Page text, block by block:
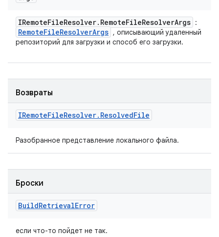
IRemoteFileResolver. RemoteFileResolverArgs :
RemoteFileResolverArgs , описывающий удаленный
репозиторий для загрузки и способ его загрузки.
Возвраты
IRemoteFileResolver. ResolvedFile
Разобранное представление локального файла.
Броски
BuildRetrievalError
если что-то пойдет не так.